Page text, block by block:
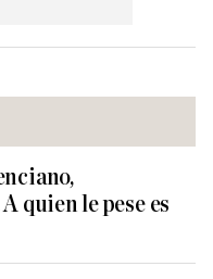
quien le pese es